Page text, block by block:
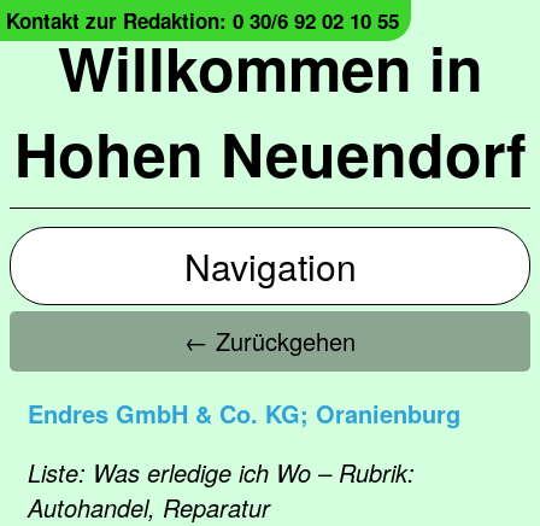
Willkommen in
Hohen Neuendorf
Kontakt zur Redaktion: 0 30/6 92 02 10 55
Navigation
← Zurückgehen
Endres GmbH & Co. KG; Oranienburg
Liste: Was erledige ich Wo – Rubrik:
Autohandel, Reparatur